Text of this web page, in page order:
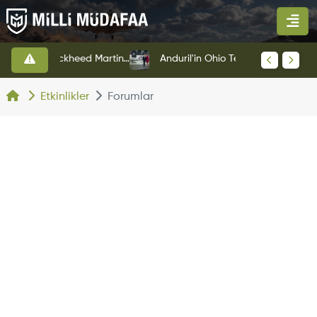
BAE Systems Ve Lockheed Martin'den Blizzard Çok Görevli İHA
Etkinlikler Forumlar